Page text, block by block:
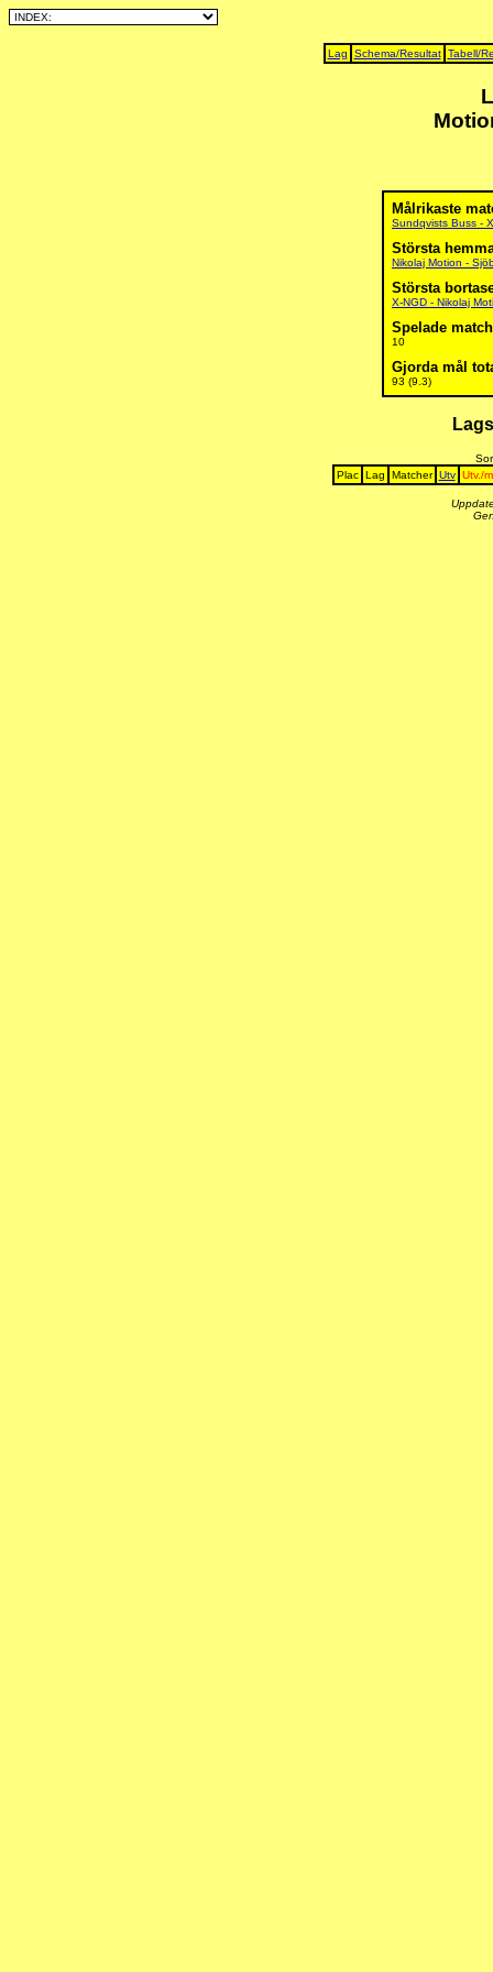
Lag Schema/Resultat Tabell/
Målrikaste
Sundqvists Buss -
Största
Nikolaj Motion -
Största
X-NGD - Nikolaj
Spelade
10
Gjorda mål
93 (9.3)
Plac
Lag Matcher Utv Utv./